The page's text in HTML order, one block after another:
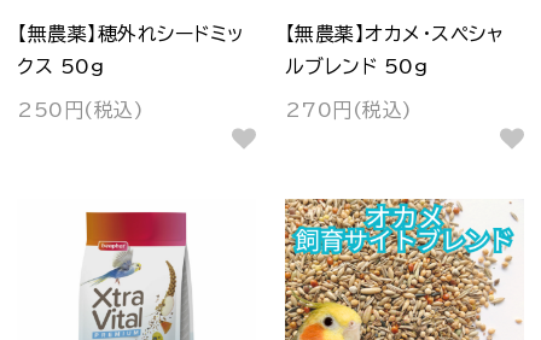
【無農薬】穂外れシードミッ
クス 50g
250円(税込)
【無農薬】オカメ・スペシャ
ルブレンド 50g
270円(税込)